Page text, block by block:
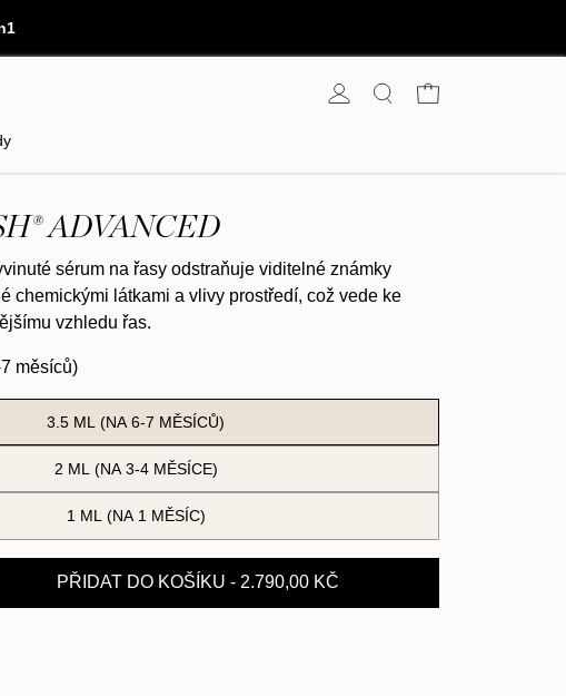
Košík
Kondicionér na řasy
Advanced
Duo pro krásné řasy a
ADVANCED
sérum na řasy odstraňuje viditelné známky
chemickými látkami a vlivy prostředí, což vede ke
vzhledu řas.
měsíců)
3.5 ML (NA 6-7 MĚSÍCŮ)
2 ML (NA 3-4 MĚSÍCE)
1 ML (NA 1 MĚSÍC)
produktu RevitaLash® Advanced
množství produktu RevitaLash®
PŘIDAT DO KOŠÍKU - 2.790,00 KČ